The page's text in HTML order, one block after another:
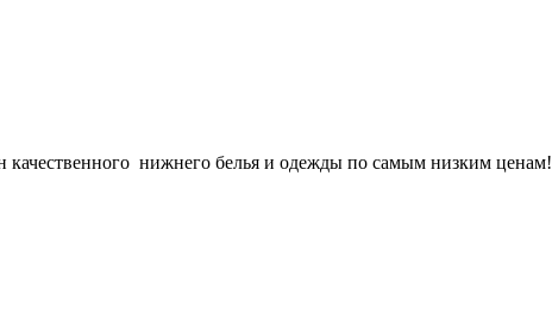
качественного нижнего белья и одежды по самым низким ценам!